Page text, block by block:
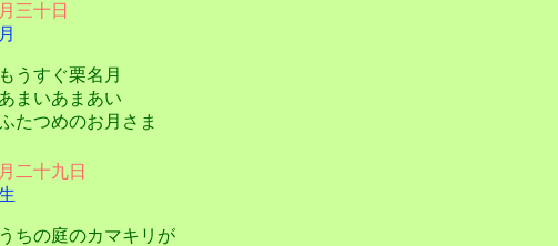
三十日
うすぐ栗名月
まいあまあい
たつめのお月さま
二十九日
ちの庭のカマキリが